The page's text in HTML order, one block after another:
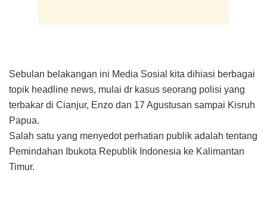
Sebulan belakangan ini Media Sosial kita dihiasi berbagai
topik headline news, mulai dr kasus seorang polisi yang
terbakar di Cianjur, Enzo dan 17 Agustusan sampai Kisruh
Papua.
Salah satu yang menyedot perhatian publik adalah tentang
Pemindahan Ibukota Republik Indonesia ke Kalimantan
Timur.